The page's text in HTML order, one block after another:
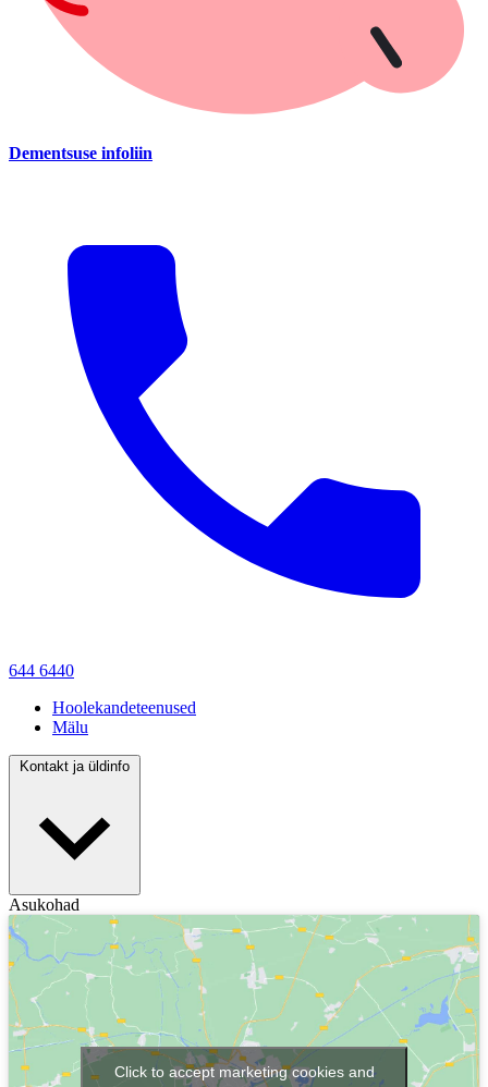
Dementsuse infoliin
644 6440
Hoolekandeteenused
Mälu
Kontakt ja üldinfo
Asukohad
Click to accept marketing cookies and